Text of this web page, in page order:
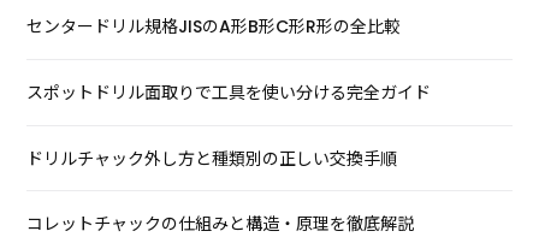
センタードリル規格JISのA形B形C形R形の全比較
スポットドリル面取りで工具を使い分ける完全ガイド
ドリルチャック外し方と種類別の正しい交換手順
コレットチャックの仕組みと構造・原理を徹底解説